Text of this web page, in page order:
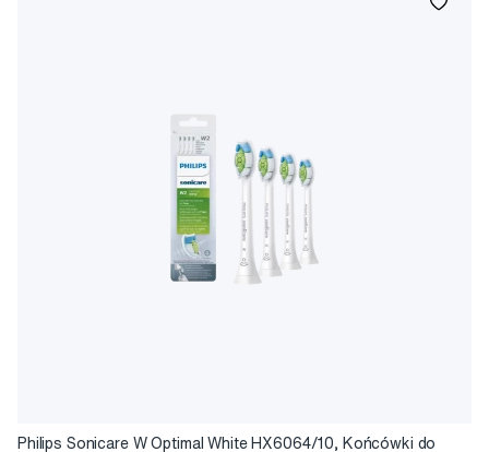
Philips Sonicare W Optimal White HX6064/10, Końcówki do